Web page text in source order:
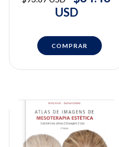
USD